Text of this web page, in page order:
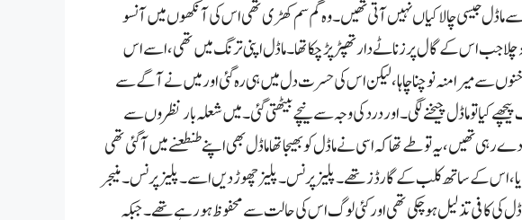
ماڈل جیسی چالاکیاں نہیں آتی تھیں۔وہ گم سم کھڑی تھی اس کی آنکھو ں میں آنسو
جب اس کے گال پر زناٹے دار تھپڑ پڑ چکا تھا۔ ماڈل اپنی ترنگ میں تھی ،اسے اس
سے میرا منہ نوچنا چاہا ،لیکن اس کی حسرت دل میں ہی رہ گئی اور میں نے آگے سے
کیا تو ماڈل چیخنے لگی۔اور درد کی وجہ سے نیچے بیٹھتی گئی۔ میں شعلہ بار نظروں سے
تھیں،یہ تو طےتھا کہ اسی نے ماڈل کو بھیجا تھاماڈل بھی اپنے طنطعنے میں آگئی تھی
آیا ،اس کے ساتھ کلب کے گارڈ زتھے۔پلیز پرنس۔پلیز چھوڑ دیں اسے۔پلیز پرنس۔ منیجر
کی کافی تذلیل ہوچکی تھی اور کئی لوگ اس کی حالت سے محفوظ ہو رہے تھے۔جبکہ